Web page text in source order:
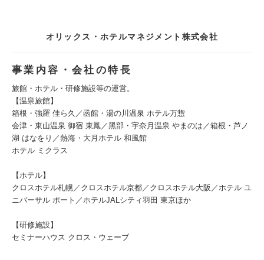
オリックス・ホテルマネジメント株式会社
事業内容・会社の特長
旅館・ホテル・研修施設等の運営。
【温泉旅館】
箱根・強羅 佳ら久／函館・湯の川温泉 ホテル万惣
会津・東⼭温泉 御宿 東鳳／⿊部・宇奈⽉温泉 やまのは／箱根・芦ノ
湖 はなをり／熱海・⼤⽉ホテル 和⾵館
ホテル ミクラス
【ホテル】
クロスホテル札幌／クロスホテル京都／クロスホテル⼤阪／ホテル ユ
ニバーサル ポート／ホテルJALシティ⽻⽥ 東京ほか
【研修施設】
セミナーハウス クロス・ウェーブ